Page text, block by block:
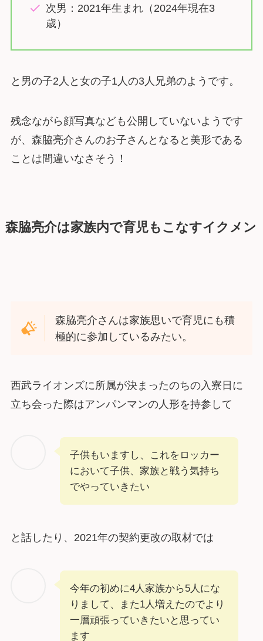
次男：2021年生まれ（2024年現在3
歳）
と男の子2人と女の子1人の3人兄弟のようです。
残念ながら顔写真なども公開していないようです
が、森脇亮介さんのお子さんとなると美形である
ことは間違いなさそう！
森脇亮介は家族内で育児もこなすイクメン
森脇亮介さんは家族思いで育児にも積
極的に参加しているみたい。
西武ライオンズに所属が決まったのちの入寮日に
立ち会った際はアンパンマンの人形を持参して
子供もいますし、これをロッカー
において子供、家族と戦う気持ち
でやっていきたい
と話したり、2021年の契約更改の取材では
今年の初めに4人家族から5人にな
りまして、また1人増えたのでより
一層頑張っていきたいと思ってい
ます